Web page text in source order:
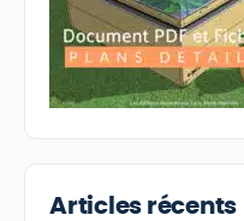
Articles récents